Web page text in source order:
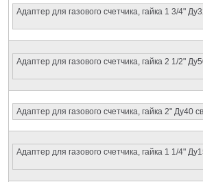
Адаптер для газового счетчика, гайка 1 3/4"
Адаптер для газового счетчика, гайка 2 1/2"
Адаптер для газового счетчика, гайка 2" Ду40
Адаптер для газового счетчика, гайка 1 1/4"